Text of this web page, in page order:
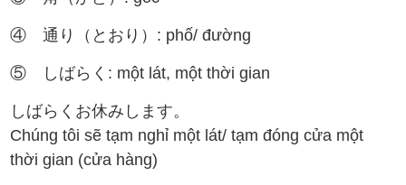
④ 通り（とおり）: phố/ đường
⑤ しばらく: một lát, một thời gian
しばらくお休みします。
Chúng tôi sẽ tạm nghỉ một lát/ tạm đóng cửa một
thời gian (cửa hàng)